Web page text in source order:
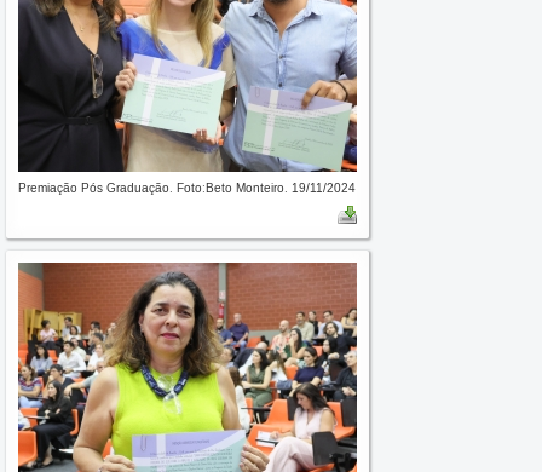
Premiação Pós Graduação. Foto:Beto Monteiro. 19/11/2024